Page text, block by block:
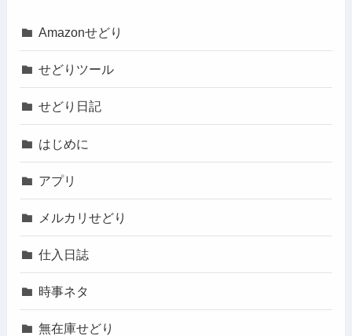
Amazonせどり
せどりツール
せどり日記
はじめに
アプリ
メルカリせどり
仕入日誌
時事ネタ
無在庫せどり